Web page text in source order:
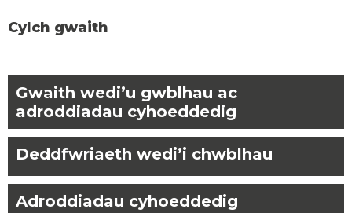
Cylch gwaith
Gwaith wedi’u gwblhau ac
adroddiadau cyhoeddedig
Deddfwriaeth wedi’i chwblhau
Adroddiadau cyhoeddedig